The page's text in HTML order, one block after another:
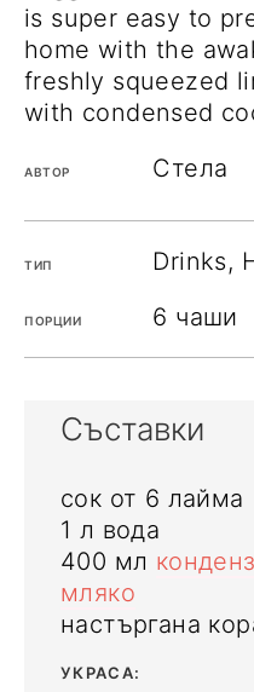
is super easy to
home with the
freshly squeezed
with condensed
АВТОР Стела
ТИП Drinks,
ПОРЦИИ 6 чаши
Съставки
сок от 6 лайма
1 л вода
400 мл
мляко
настъргана
УКРАСА: